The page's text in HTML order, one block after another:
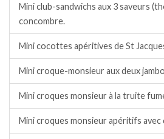
Mini club-sandwichs aux 3 saveurs
concombre.
Mini cocottes apéritives de St
Mini croque-monsieur aux deux
Mini croques monsieur à la truite
Mini croques monsieur apéritifs